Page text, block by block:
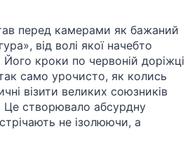
перед камерами як бажаний
від волі якої начебто
Його кроки по червоній доріжці
само урочисто, як колись
візити великих союзників
Це створювало абсурдну
не ізолюючи, а